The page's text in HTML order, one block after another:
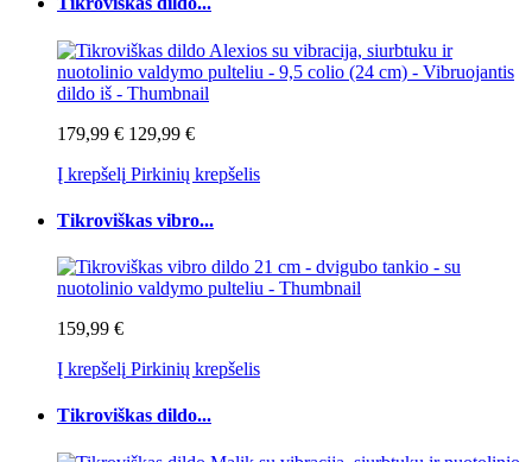
179,99 € 129,99 €
Į krepšelį Pirkinių krepšelis
Tikroviškas vibro...
159,99 €
Į krepšelį Pirkinių krepšelis
Tikroviškas dildo...